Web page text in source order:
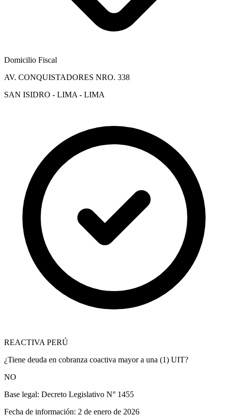
Domicilio Fiscal
AV. CONQUISTADORES NRO. 338
SAN ISIDRO - LIMA - LIMA
REACTIVA PERÚ
¿Tiene deuda en cobranza coactiva mayor a una (1) UIT?
NO
Base legal: Decreto Legislativo N° 1455
Fecha de información: 2 de enero de 2026